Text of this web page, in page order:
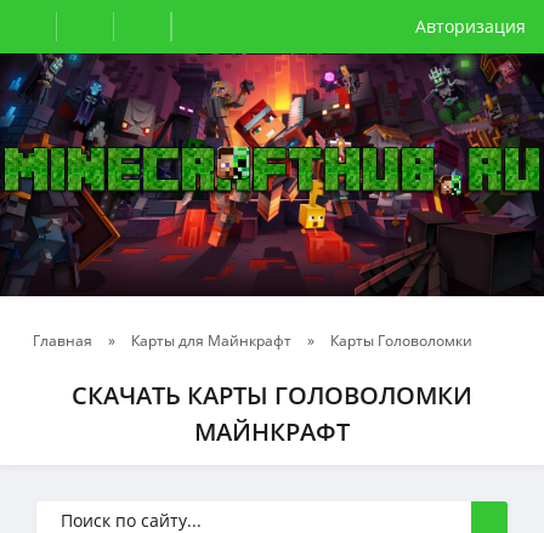
Авторизация
Главная » Карты для Майнкрафт » Карты Головоломки
СКАЧАТЬ КАРТЫ ГОЛОВОЛОМКИ
МАЙНКРАФТ